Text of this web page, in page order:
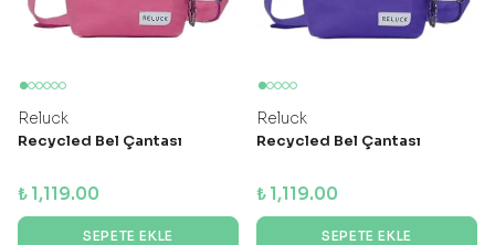
Reluck
Recycled Bel Çantası
₺ 1,119.00
SEPETE EKLE
Reluck
Recycled Bel Çantası
₺ 1,119.00
SEPETE EKLE